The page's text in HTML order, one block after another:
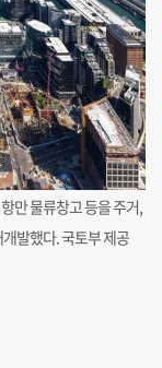
만 물류창고 등을 주거,
발했다. 국토부 제공